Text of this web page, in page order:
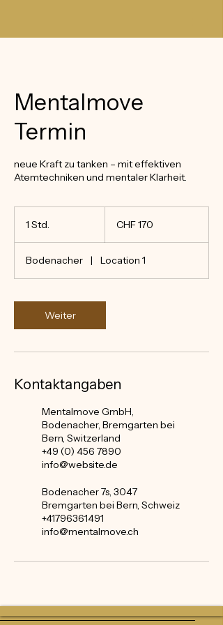
Mentalmove
Termin
neue Kraft zu tanken – mit effektiven
Atemtechniken und mentaler Klarheit.
1 Std.
d
Franken
CHF 170
Bodenacher | Location 1
Weiter
Kontaktangaben
Mentalmove GmbH,
Bodenacher, Bremgarten bei
Bern, Switzerland
+49 (0) 456 7890
info@website.de
Bodenacher 7s, 3047
Bremgarten bei Bern, Schweiz
+41796361491
info@mentalmove.ch